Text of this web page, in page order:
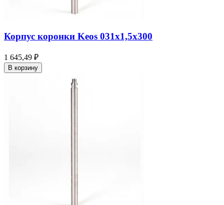
Корпус коронки Keos 031x1,5x300
1 645,49 ₽
В корзину